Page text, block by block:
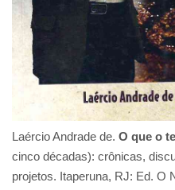
Laércio Andrade de. O que o
cinco décadas): crônicas,
projetos. Itaperuna, RJ: Ed. O